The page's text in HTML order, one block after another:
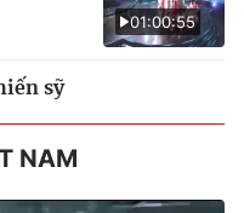
01:00:55
sỹ
NAM